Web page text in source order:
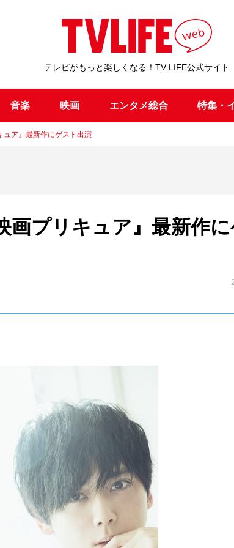
テレビがもっと楽しくなる！TV LIFE公式サイト
音楽 映画 エンタメ総合 特集・
ュア』最新作にゲスト出演
画プリキュア』最新作に